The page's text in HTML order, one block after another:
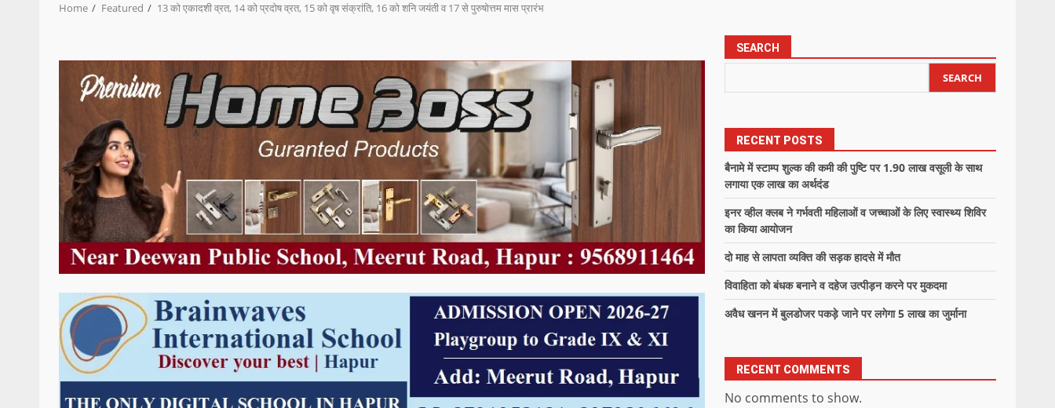
Home Featured 13 को एकादशी व्रत, 14 को प्रदोष व्रत, 15 को वृष संक्रांति, 16 को शनि जयंती व 17 से पुरुषोत्तम मास प्रारंभ
SEARCH
SEARCH
RECENT POSTS
बैनामे में स्टाम्प शुल्क की कमी की पुष्टि पर 1.90 लाख वसूली के साथ
लगाया एक लाख का अर्थदंड
इनर व्हील क्लब ने गर्भवती महिलाओं व जच्चाओं के लिए स्वास्थ्य शिविर
का किया आयोजन
दो माह से लापता व्यक्ति की सड़क हादसे में मौत
विवाहिता को बंधक बनाने व दहेज उत्पीड़न करने पर मुकदमा
अवैध खनन में बुलडोजर पकड़े जाने पर लगेगा 5 लाख का जुर्माना
RECENT COMMENTS
No comments to show.